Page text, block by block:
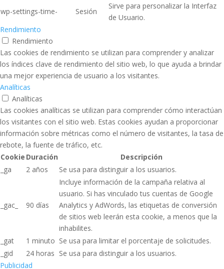
wp-settings-time-
Sesión
Sirve para personalizar la Interfaz
de Usuario.
Rendimiento
Rendimiento
Las cookies de rendimiento se utilizan para comprender y analizar
los índices clave de rendimiento del sitio web, lo que ayuda a brindar
una mejor experiencia de usuario a los visitantes.
Analíticas
Analíticas
Las cookies analíticas se utilizan para comprender cómo interactúan
los visitantes con el sitio web. Estas cookies ayudan a proporcionar
información sobre métricas como el número de visitantes, la tasa de
rebote, la fuente de tráfico, etc.
Cookie Duración
Descripción
_ga
2 años Se usa para distinguir a los usuarios.
_gac_ 90 días
Incluye información de la campaña relativa al
usuario. Si has vinculado tus cuentas de Google
Analytics y AdWords, las etiquetas de conversión
de sitios web leerán esta cookie, a menos que la
inhabilites.
_gat
1 minuto Se usa para limitar el porcentaje de solicitudes.
_gid
24 horas Se usa para distinguir a los usuarios.
Publicidad